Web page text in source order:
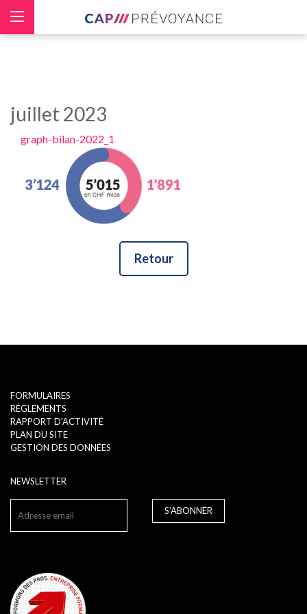
juillet 2023
graph-bilan-2022_1
Retour
FORMULAIRES
RÉGLEMENTS
RAPPORT D'ACTIVITÉ
PLAN DU SITE
GESTION DES DONNÉES
NEWSLETTER
S'ABONNER
Panneau de gestion des cookies